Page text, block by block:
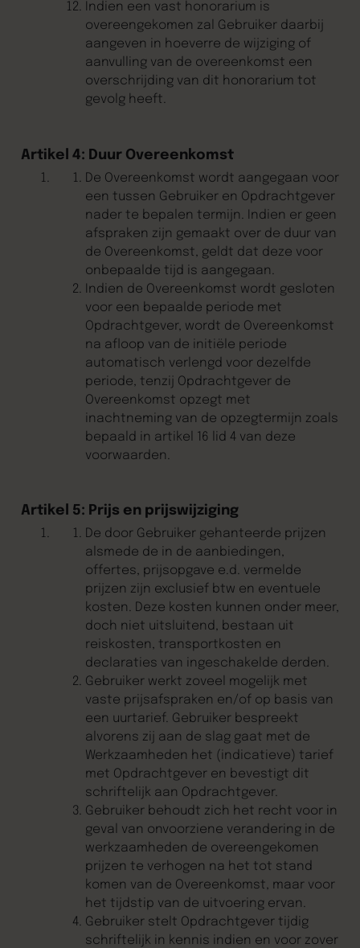
Indien een vast honorarium is
overeengekomen zal Gebruiker daarbij
aangeven in hoeverre de wijziging of
aanvulling van de overeenkomst een
overschrijding van dit honorarium tot
gevolg heeft.
Artikel 4: Duur Overeenkomst
De Overeenkomst wordt aangegaan voor
een tussen Gebruiker en Opdrachtgever
nader te bepalen termijn. Indien er geen
afspraken zijn gemaakt over de duur van
de Overeenkomst, geldt dat deze voor
onbepaalde tijd is aangegaan.
Indien de Overeenkomst wordt gesloten
voor een bepaalde periode met
Opdrachtgever, wordt de Overeenkomst
na afloop van de initiële periode
automatisch verlengd voor dezelfde
periode, tenzij Opdrachtgever de
Overeenkomst opzegt met
inachtneming van de opzegtermijn zoals
bepaald in artikel 16 lid 4 van deze
voorwaarden.
Artikel 5: Prijs en prijswijziging
De door Gebruiker gehanteerde prijzen
alsmede de in de aanbiedingen,
offertes, prijsopgave e.d. vermelde
prijzen zijn exclusief btw en eventuele
kosten. Deze kosten kunnen onder meer,
doch niet uitsluitend, bestaan uit
reiskosten, transportkosten en
declaraties van ingeschakelde derden.
Gebruiker werkt zoveel mogelijk met
vaste prijsafspraken en/of op basis van
een uurtarief. Gebruiker bespreekt
alvorens zij aan de slag gaat met de
Werkzaamheden het (indicatieve) tarief
met Opdrachtgever en bevestigt dit
schriftelijk aan Opdrachtgever.
Gebruiker behoudt zich het recht voor in
geval van onvoorziene verandering in de
werkzaamheden de overeengekomen
prijzen te verhogen na het tot stand
komen van de Overeenkomst, maar voor
het tijdstip van de uitvoering ervan.
Gebruiker stelt Opdrachtgever tijdig
schriftelijk in kennis indien en voor zover